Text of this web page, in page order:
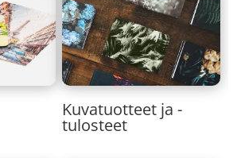
Kuvatuotteet ja -
tulosteet